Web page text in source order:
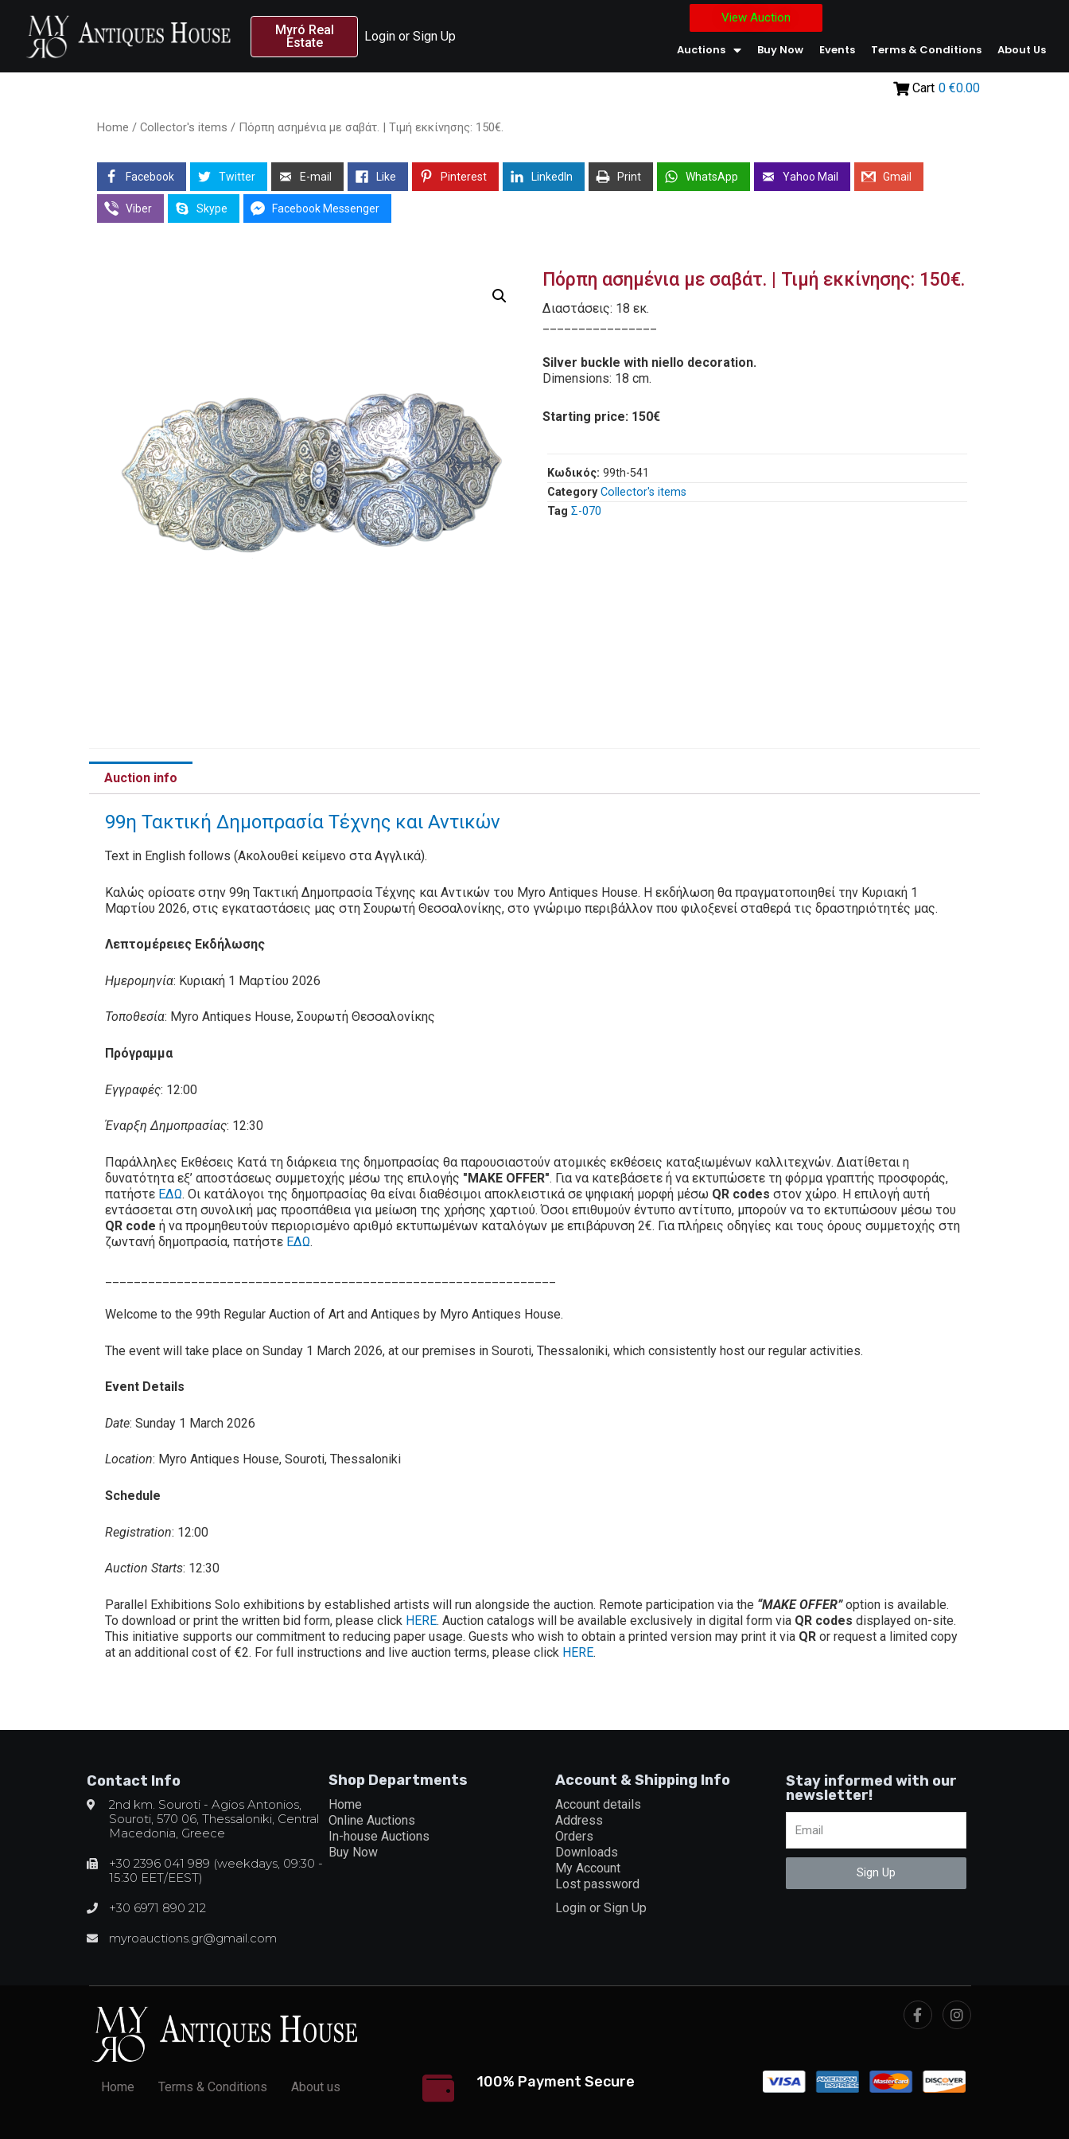
Myró Real
Estate
Login or Sign Up
View Auction
Auctions Buy Now Events Terms & Conditions About Us
Cart 0 €0.00
Home / Collector's items / Πόρπη ασημένια με σαβάτ. | Τιμή εκκίνησης: 150€.
Facebook Twitter E-mail Like Pinterest LinkedIn Print WhatsApp Yahoo Mail Gmail
Viber Skype Facebook Messenger
Πόρπη ασημένια με σαβάτ. | Τιμή εκκίνησης: 150€.
Διαστάσεις: 18 εκ.
Silver buckle with niello decoration.
Dimensions: 18 cm.
Starting price: 150€
Κωδικός: 99th-541
Category Collector's items
Tag Σ-070
Auction info
99η Τακτική Δημοπρασία Τέχνης και Αντικών
Text in English follows (Ακολουθεί κείμενο στα Αγγλικά).
Καλώς ορίσατε στην 99η Τακτική Δημοπρασία Τέχνης και Αντικών του Myro Antiques House. Η εκδήλωση θα πραγματοποιηθεί την Κυριακή 1
Μαρτίου 2026, στις εγκαταστάσεις μας στη Σουρωτή Θεσσαλονίκης, στο γνώριμο περιβάλλον που φιλοξενεί σταθερά τις δραστηριότητές μας.
Λεπτομέρειες Εκδήλωσης
Ημερομηνία: Κυριακή 1 Μαρτίου 2026
Τοποθεσία: Myro Antiques House, Σουρωτή Θεσσαλονίκης
Πρόγραμμα
Εγγραφές: 12:00
Έναρξη Δημοπρασίας: 12:30
Παράλληλες Εκθέσεις Κατά τη διάρκεια της δημοπρασίας θα παρουσιαστούν ατομικές εκθέσεις καταξιωμένων καλλιτεχνών. Διατίθεται η
δυνατότητα εξ’ αποστάσεως συμμετοχής μέσω της επιλογής "MAKE OFFER". Για να κατεβάσετε ή να εκτυπώσετε τη φόρμα γραπτής προσφοράς,
πατήστε ΕΔΩ. Οι κατάλογοι της δημοπρασίας θα είναι διαθέσιμοι αποκλειστικά σε ψηφιακή μορφή μέσω QR codes στον χώρο. Η επιλογή αυτή
εντάσσεται στη συνολική μας προσπάθεια για μείωση της χρήσης χαρτιού. Όσοι επιθυμούν έντυπο αντίτυπο, μπορούν να το εκτυπώσουν μέσω του
QR code ή να προμηθευτούν περιορισμένο αριθμό εκτυπωμένων καταλόγων με επιβάρυνση 2€. Για πλήρεις οδηγίες και τους όρους συμμετοχής στη
ζωντανή δημοπρασία, πατήστε ΕΔΩ.
Welcome to the 99th Regular Auction of Art and Antiques by Myro Antiques House.
The event will take place on Sunday 1 March 2026, at our premises in Souroti, Thessaloniki, which consistently host our regular activities.
Event Details
Date: Sunday 1 March 2026
Location: Myro Antiques House, Souroti, Thessaloniki
Schedule
Registration: 12:00
Auction Starts: 12:30
Parallel Exhibitions Solo exhibitions by established artists will run alongside the auction. Remote participation via the “MAKE OFFER”option is available.
To download or print the written bid form, please click HERE. Auction catalogs will be available exclusively in digital form via QR codes displayed on-site.
This initiative supports our commitment to reducing paper usage. Guests who wish to obtain a printed version may print it via QR or request a limited copy
at an additional cost of €2. For full instructions and live auction terms, please click HERE.
Contact Info
2nd km. Souroti - Agios Antonios,
Souroti, 570 06, Thessaloniki, Central
Macedonia, Greece
+30 2396 041 989 (weekdays, 09:30 -
15:30 EET/EEST)
+30 6971 890 212
myroauctions.gr@gmail.com
Shop Departments
Home
Online Auctions
In-house Auctions
Buy Now
Account & Shipping Info
Account details
Address
Orders
Downloads
My Account
Lost password
Login or Sign Up
Stay informed with our
newsletter!
Sign Up
Home Terms & Conditions About us 100% Payment Secure